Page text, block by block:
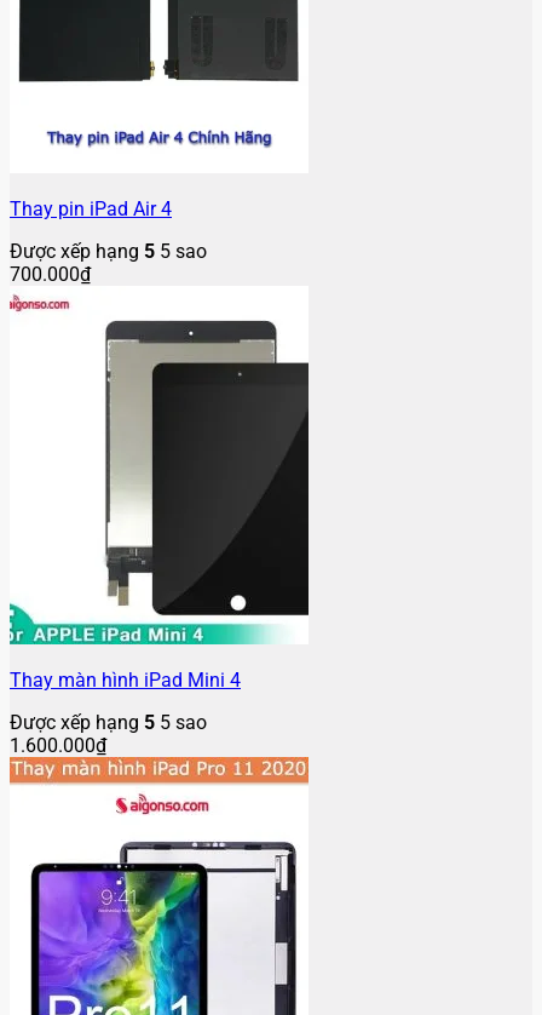
Thay pin iPad Air 4
Được xếp hạng 5 5 sao
700.000₫
Thay màn hình iPad Mini 4
Được xếp hạng 5 5 sao
1.600.000₫